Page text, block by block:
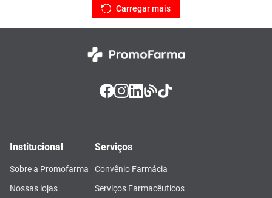
Institucional
Sobre a Promofarma
Nossas lojas
Serviços
Convênio Farmácia
Serviços Farmacêuticos